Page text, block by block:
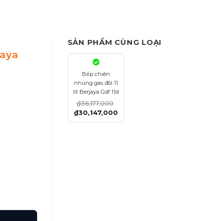
SẢN PHẨM CÙNG LOẠI
Bếp chiên
nhúng gas đôi 11
lít Berjaya Gdf 11d
₫36,177,000
₫30,147,000